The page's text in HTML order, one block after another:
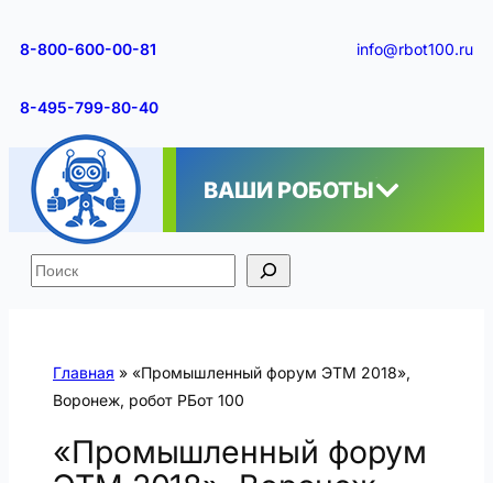
8-800-600-00-81
8-495-799-80-40
info@rbot100.ru
ВАШИ РОБОТЫ
Поиск
Главная » «Промышленный форум ЭТМ 2018»,
Воронеж, робот РБот 100
«Промышленный форум